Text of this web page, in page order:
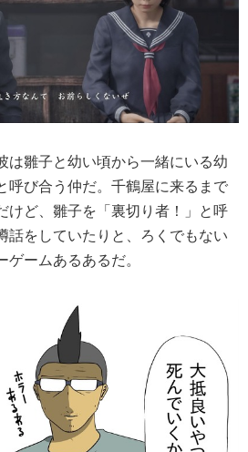
は雛子と幼い頃から一緒にいる幼
呼び合う仲だ。千鶴屋に来るまで
けど、雛子を「裏切り者！」と呼
話をしていたりと、ろくでもない
ームあるあるだ。